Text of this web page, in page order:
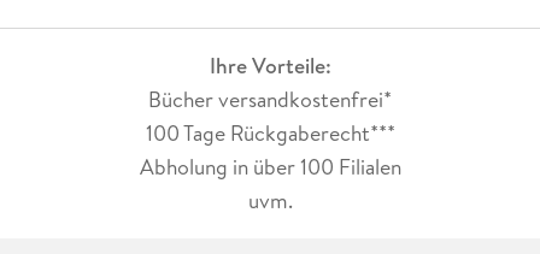
Ihre Vorteile:
Bücher versandkostenfrei*
100 Tage Rückgaberecht***
Abholung in über 100 Filialen
uvm.